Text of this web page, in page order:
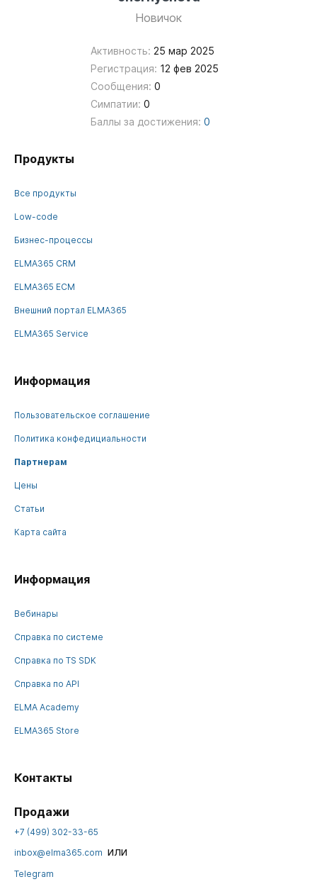
Новичок
Активность: 25 мар 2025
Регистрация: 12 фев 2025
Сообщения: 0
Симпатии: 0
Баллы за достижения: 0
Продукты
Все продукты
Low-code
Бизнес-процессы
ELMA365 CRM
ELMA365 ECM
Внешний портал ELMA365
ELMA365 Service
Информация
Пользовательское соглашение
Политика конфедициальности
Партнерам
Цены
Статьи
Карта сайта
Информация
Вебинары
Справка по системе
Справка по TS SDK
Справка по API
ELMA Academy
ELMA365 Store
Контакты
Продажи
+7 (499) 302-33-65
inbox@elma365.com или
Telegram